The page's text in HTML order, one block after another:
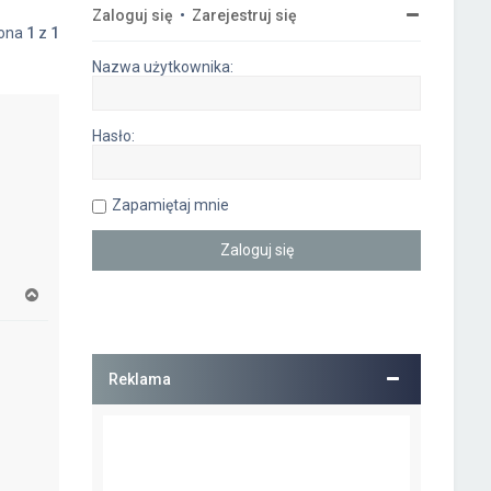
1 z 1
Zaloguj się • Zarejestruj się
Nazwa użytkownika:
Hasło:
Zapamiętaj mnie
Reklama